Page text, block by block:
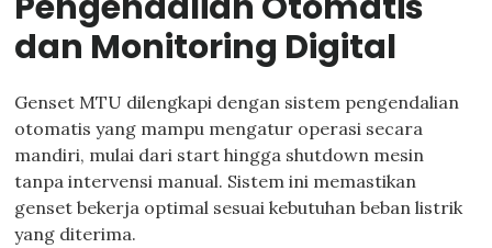
dan Monitoring Digital
Genset MTU dilengkapi dengan sistem pengendalian
otomatis yang mampu mengatur operasi secara
mandiri, mulai dari start hingga shutdown mesin
tanpa intervensi manual. Sistem ini memastikan
genset bekerja optimal sesuai kebutuhan beban listrik
yang diterima.